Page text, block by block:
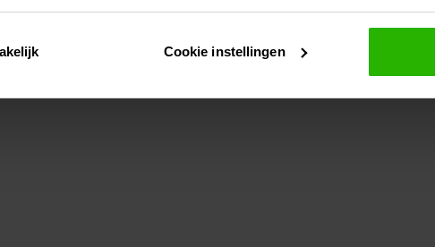
kun je ook zelf instellen welke cookies worden geplaatst. Je kunt je
.
Cookie instellingen